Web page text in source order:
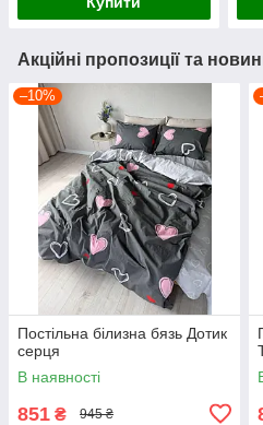
Акційні пропозиції та
–10%
Постільна білизна бязь Дотик
серця
В наявності
851 ₴ 945 ₴